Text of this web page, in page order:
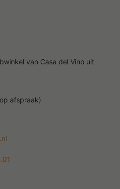
van Casa del Vino uit
afspraak)